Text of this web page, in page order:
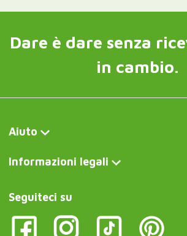
Dare è dare senza
in cambio.
Aiuto
Informazioni legali
Seguiteci su